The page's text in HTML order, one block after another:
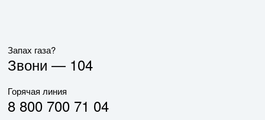
Запах газа?
Звони — 104
Горячая линия
8 800 700 71 04